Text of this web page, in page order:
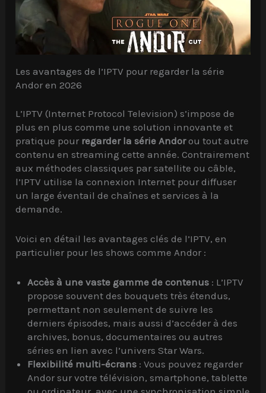
Les avantages de l’IPTV pour regarder la série
Andor en 2026
L’IPTV (Internet Protocol Television) s’impose de
plus en plus comme une solution innovante et
pratique pour regarder la série Andorou tout autre
contenu en streaming cette année. Contrairement
aux méthodes classiques par satellite ou câble,
l’IPTV utilise la connexion Internet pour diffuser
un large éventail de chaînes et services à la
demande.
Voici en détail les avantages clés de l’IPTV, en
particulier pour les shows comme Andor :
Accès à une vaste gamme de contenus : L’IPTV
propose souvent des bouquets très étendus,
permettant non seulement de suivre les
derniers épisodes, mais aussi d’accéder à des
archives, bonus, documentaires ou autres
séries en lien avec l’univers Star Wars.
Flexibilité multi-écrans : Vous pouvez regarder
Andor sur votre télévision, smartphone, tablette